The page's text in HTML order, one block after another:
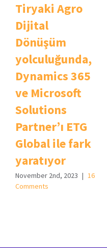
Tiryaki Agro
Dijital
Dönüşüm
yolculuğunda,
Dynamics 365
ve Microsoft
Solutions
Partner’ı ETG
Global ile fark
yaratıyor
November 2nd, 2023 | 16
Comments